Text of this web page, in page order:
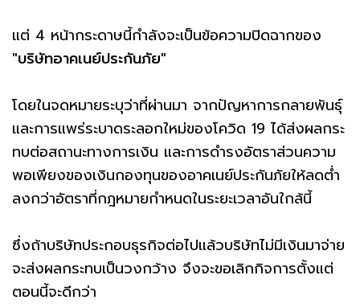
แต่ 4 หน้ากระดาษนี้กำลังจะเป็นข้อความปิดฉากของ
"บริษัทอาคเนย์ประกันภัย"
โดยในจดหมายระบุว่าที่ผ่านมา จากปัญหาการกลายพันธุ์
และการแพร่ระบาดระลอกใหม่ของโควิด 19 ได้ส่งผลกระ
ทบต่อสถานะทางการเงิน และการดำรงอัตราส่วนความ
พอเพียงของเงินกองทุนของอาคเนย์ประกันภัยให้ลดต่ำ
ลงกว่าอัตราที่กฎหมายกำหนดในระยะเวลาอันใกล้นี้
ซึ่งถ้าบริษัทประกอบธุรกิจต่อไปแล้วบริษัทไม่มีเงินมาจ่าย
จะส่งผลกระทบเป็นวงกว้าง จึงจะขอเลิกกิจการตั้งแต่
ตอนนี้จะดีกว่า